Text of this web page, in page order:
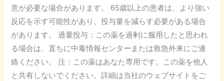
意が必要な場合があります。 65歳以上の患者は、より強い
反応を示す可能性があり、投与量を減らす必要がある場合
があります。 過量投与：この薬を過剰に服用したと思われ
る場合は、直ちに中毒情報センターまたは救急外来にご連
絡ください。 注：この薬はあなた専用です。この薬を他人
と共有しないでください。詳細は当社のウェブサイトをご